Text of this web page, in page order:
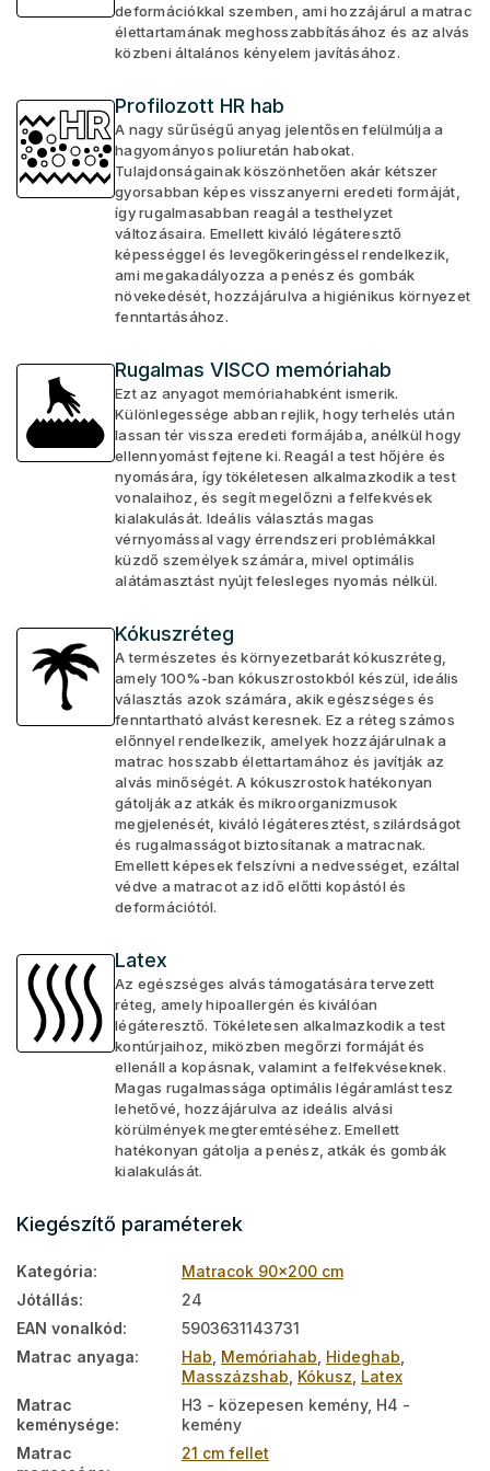
deformációkkal szemben, ami hozzájárul a matrac
élettartamának meghosszabbításához és az alvás
közbeni általános kényelem javításához.
Profilozott HR hab
A nagy sűrűségű anyag jelentősen felülmúlja a
hagyományos poliuretán habokat.
Tulajdonságainak köszönhetően akár kétszer
gyorsabban képes visszanyerni eredeti formáját,
így rugalmasabban reagál a testhelyzet
változásaira. Emellett kiváló légáteresztő
képességgel és levegőkeringéssel rendelkezik,
ami megakadályozza a penész és gombák
növekedését, hozzájárulva a higiénikus környezet
fenntartásához.
Rugalmas VISCO memóriahab
Ezt az anyagot memóriahabként ismerik.
Különlegessége abban rejlik, hogy terhelés után
lassan tér vissza eredeti formájába, anélkül hogy
ellennyomást fejtene ki. Reagál a test hőjére és
nyomására, így tökéletesen alkalmazkodik a test
vonalaihoz, és segít megelőzni a felfekvések
kialakulását. Ideális választás magas
vérnyomással vagy érrendszeri problémákkal
küzdő személyek számára, mivel optimális
alátámasztást nyújt felesleges nyomás nélkül.
Kókuszréteg
A természetes és környezetbarát kókuszréteg,
amely 100%-ban kókuszrostokból készül, ideális
választás azok számára, akik egészséges és
fenntartható alvást keresnek. Ez a réteg számos
előnnyel rendelkezik, amelyek hozzájárulnak a
matrac hosszabb élettartamához és javítják az
alvás minőségét. A kókuszrostok hatékonyan
gátolják az atkák és mikroorganizmusok
megjelenését, kiváló légáteresztést, szilárdságot
és rugalmasságot biztosítanak a matracnak.
Emellett képesek felszívni a nedvességet, ezáltal
védve a matracot az idő előtti kopástól és
deformációtól.
Latex
Az egészséges alvás támogatására tervezett
réteg, amely hipoallergén és kiválóan
légáteresztő. Tökéletesen alkalmazkodik a test
kontúrjaihoz, miközben megőrzi formáját és
ellenáll a kopásnak, valamint a felfekvéseknek.
Magas rugalmassága optimális légáramlást tesz
lehetővé, hozzájárulva az ideális alvási
körülmények megteremtéséhez. Emellett
hatékonyan gátolja a penész, atkák és gombák
kialakulását.
Kiegészítő paraméterek
Kategória:
Matracok 90x200 cm
Jótállás:
24
EAN vonalkód:
5903631143731
Matrac anyaga: Hab Memóriahab Hideghab
Masszázshab Kókusz Latex
Matrac
keménysége:
H3 - közepesen kemény, H4 -
kemény
Matrac
21 cm fellet